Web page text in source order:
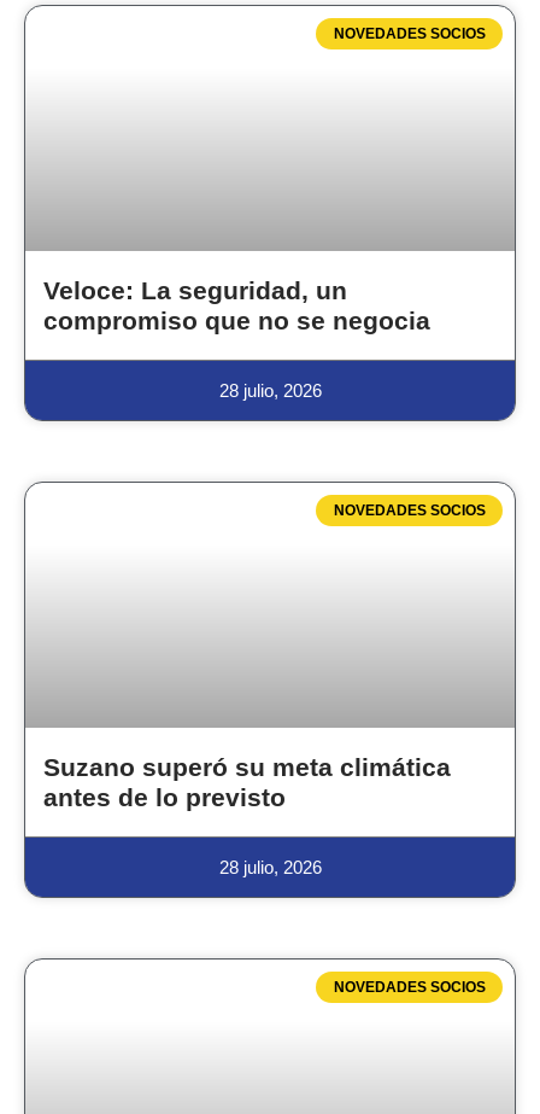
NOVEDADES SOCIOS
Veloce: La seguridad, un
compromiso que no se negocia
28 julio, 2026
NOVEDADES SOCIOS
Suzano superó su meta climática
antes de lo previsto
28 julio, 2026
NOVEDADES SOCIOS